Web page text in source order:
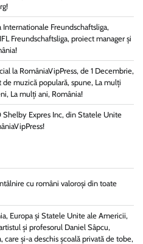
Internationale Freundschaftsliga,
Freundschaftsliga, proiect manager și
la RomâniaVipPress, de 1 Decembrie,
muzică populară, spune, La mulți
La mulți ani, România!
Shelby Expres Inc, din Statele Unite
cu români valoroși din toate
Europa și Statele Unite ale Americii,
și profesorul Daniel Sâpcu,
și-a deschis școală privată de tobe,